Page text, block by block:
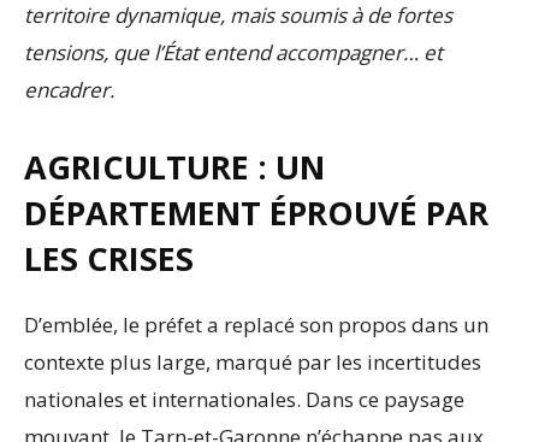
territoire dynamique, mais soumis à de fortes
tensions, que l’État entend accompagner… et
encadrer.
AGRICULTURE : UN
DÉPARTEMENT ÉPROUVÉ PAR
LES CRISES
D’emblée, le préfet a replacé son propos dans un
contexte plus large, marqué par les incertitudes
nationales et internationales. Dans ce paysage